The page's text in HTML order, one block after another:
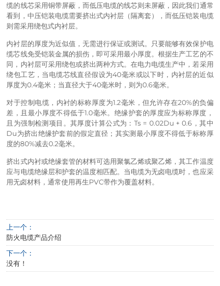
缆的线芯采用铜带屏蔽，而低压电缆的线芯则未屏蔽，因此我们通常
看到，中压铠装电缆需要挤出式内衬层（隔离套），而低压铠装电缆
则需采用绕包式内衬层。
内衬层的厚度为近似值，无需进行保证或测试。只要能够有效保护电
缆芯线免受铠装金属的损伤，即可采用最小厚度。根据生产工艺的不
同，内衬层可采用绕包或挤出两种方式。在电力电缆生产中，若采用
绕包工艺，当电缆芯线直径假设为40毫米或以下时，内衬层的近似
厚度为0.4毫米；当直径大于40毫米时，则为0.6毫米。
对于控制电缆，内衬的标称厚度为1.2毫米，但允许存在20%的负偏
差，且最小厚度不得低于1.0毫米。绝缘护套的厚度应为标称厚度，
且为强制检测项目。其厚度计算公式为：Ts = 0.02Du + 0.6，其中
Du为挤出绝缘护套前的假定直径；其实测最小厚度不得低于标称厚
度的80%减去0.2毫米。
挤出式内衬或绝缘套管的材料可选用聚氯乙烯或聚乙烯，其工作温度
应与电缆绝缘层和护套的温度相匹配。当电缆为无卤电缆时，也应采
用无卤材料，通常使用再生PVC带作为覆盖材料。
上一个：
防火电缆产品介绍
下一个：
没有！